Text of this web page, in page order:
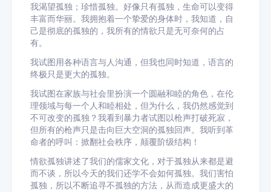
我渴望孤独；珍惜孤独。好像只有孤独，生命可以变得
丰富而华丽。我拥抱着一个挚爱的身体时，我知道，自
己是彻底的孤独的，我所有的情欲只是无可奈何的占
有。
我试图用各种语言与人沟通，但我也同时知道，语言的
终极只是更大的孤独。
我试图在家族与社会里扮演一个圆融和睦的角色，在伦
理领域与每一个人和睦相处，但为什么，我仍然感觉到
不可改变的孤独？我看到暴力者试图以枪声打破死寂，
但所有的枪声只是击向巨大空洞的孤独回声。我听到革
命者的呼叫：掀翻社会秩序，颠覆阶级结构！
情欲孤独讲述了我们的儒家文化，对于孤独从来都是避
而不谈，所以今天的我们还学不会如何孤独。我们害怕
孤独，所以不断追寻不孤独的方法，从而造成更盛大的